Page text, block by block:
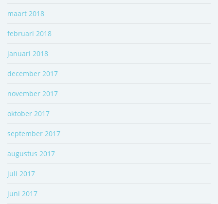
maart 2018
februari 2018
januari 2018
december 2017
november 2017
oktober 2017
september 2017
augustus 2017
juli 2017
juni 2017